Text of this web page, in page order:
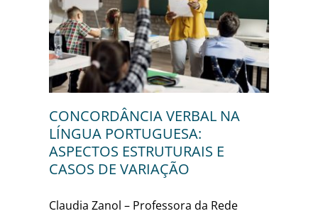
CONCORDÂNCIA VERBAL NA
LÍNGUA PORTUGUESA:
ASPECTOS ESTRUTURAIS E
CASOS DE VARIAÇÃO
Claudia Zanol – Professora da Rede